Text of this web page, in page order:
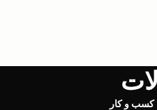
کسب و کار